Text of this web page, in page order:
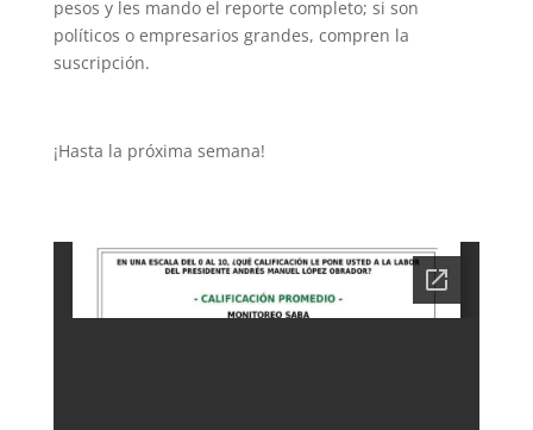
pesos y les mando el reporte completo; si son
políticos o empresarios grandes, compren la
suscripción.
¡Hasta la próxima semana!